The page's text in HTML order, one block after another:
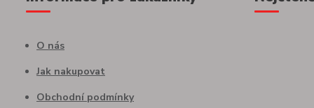
O nás
Jak nakupovat
Obchodní podmínky